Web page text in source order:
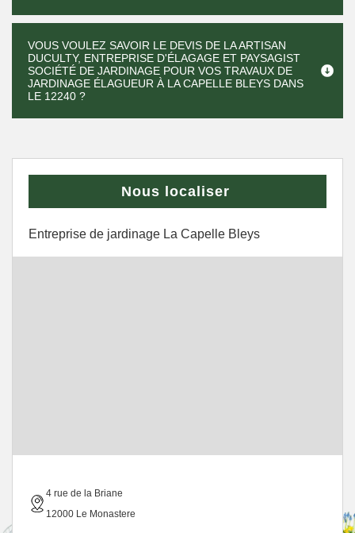
VOUS VOULEZ SAVOIR LE DEVIS DE LA ARTISAN
DUCULTY, ENTREPRISE D'ÉLAGAGE ET PAYSAGIST
SOCIÉTÉ DE JARDINAGE POUR VOS TRAVAUX DE
JARDINAGE ÉLAGUEUR À LA CAPELLE BLEYS DANS
LE 12240 ?
Nous localiser
Entreprise de jardinage La Capelle Bleys
4 rue de la Briane
12000 Le Monastere